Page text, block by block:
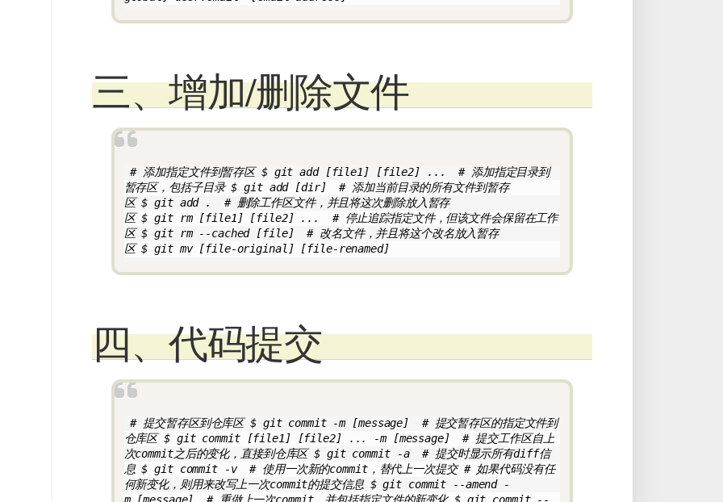
三、增加/删除文件
# 添加指定文件到暂存区 $ git add [file1] [file2] ...  # 添加指定目录到
暂存区，包括子目录 $ git add [dir]  # 添加当前目录的所有文件到暂存
区 $ git add .  # 删除工作区文件，并且将这次删除放入暂存
区 $ git rm [file1] [file2] ...  # 停止追踪指定文件，但该文件会保留在工作
区 $ git rm --cached [file]  # 改名文件，并且将这个改名放入暂存
区 $ git mv [file-original] [file-renamed]
四、代码提交
# 提交暂存区到仓库区 $ git commit -m [message]  # 提交暂存区的指定文件到
仓库区 $ git commit [file1] [file2] ... -m [message]  # 提交工作区自上
次commit之后的变化，直接到仓库区 $ git commit -a  # 提交时显示所有diff信
息 $ git commit -v  # 使用一次新的commit，替代上一次提交 # 如果代码没有任
何新变化，则用来改写上一次commit的提交信息 $ git commit --amend -